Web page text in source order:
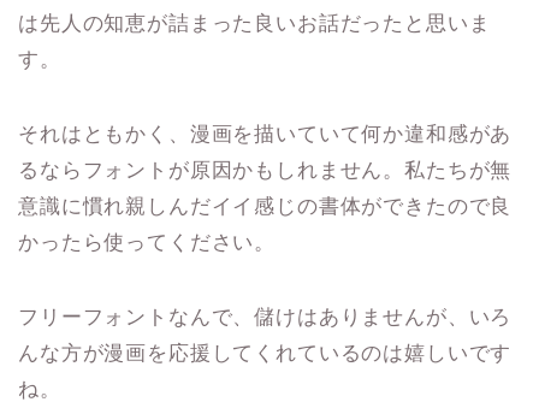
は先人の知恵が詰まった良いお話だったと思いま
す。
それはともかく、漫画を描いていて何か違和感があ
るならフォントが原因かもしれません。私たちが無
意識に慣れ親しんだイイ感じの書体ができたので良
かったら使ってください。
フリーフォントなんで、儲けはありませんが、いろ
んな方が漫画を応援してくれているのは嬉しいです
ね。